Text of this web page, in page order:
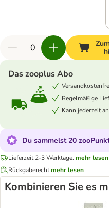
Das zooplus Abo
Regelmäßige
Kann jederzeit
Du sammelst 20
Lieferzeit 2-3 Werktage. mehr lesen
Rückgaberechtmehr lesen
Kombinieren Sie es